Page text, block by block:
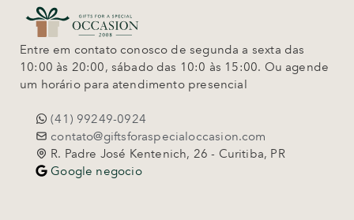
Entre em contato conosco de segunda a sexta das
10:00 às 20:00, sábado das 10:0 às 15:00. Ou agende
um horário para atendimento presencial
(41) 99249-0924
contato@giftsforaspecialoccasion.com
R. Padre José Kentenich, 26 - Curitiba, PR
Google negocio